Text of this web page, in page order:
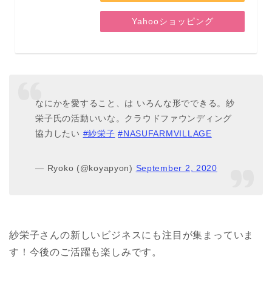
Yahooショッピング
なにかを愛すること、は いろんな形でできる。紗
栄子氏の活動いいな。クラウドファウンディング
協力したい #紗栄子 #NASUFARMVILLAGE
— Ryoko (@koyapyon) September 2, 2020
紗栄子さんの新しいビジネスにも注目が集まっていま
す！今後のご活躍も楽しみです。